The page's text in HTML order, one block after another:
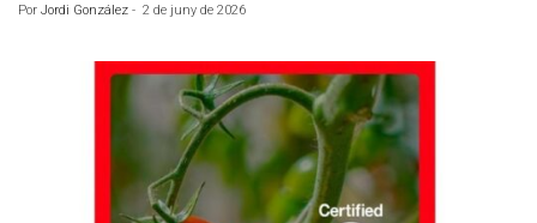
Por Jordi González - 2 de juny de 2026